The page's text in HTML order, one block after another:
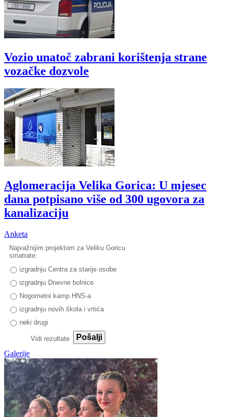
Vozio unatoč zabrani korištenja strane
vozačke dozvole
Aglomeracija Velika Gorica: U mjesec
dana potpisano više od 300 ugovora za
kanalizaciju
Anketa
Najvažnijim projektom za Veliku Goricu
smatrate:
izgradnju Centra za starije osobe
izgradnju Dnevne bolnice
Nogometni kamp HNS-a
izgradnju novih škola i vrtića
neki drugi
Vidi rezultate
Pošalji
Galerije